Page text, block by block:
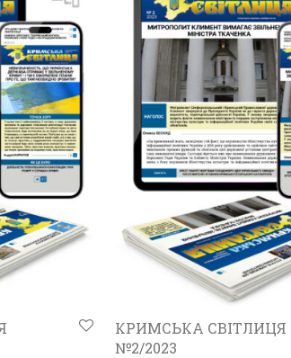
КРИМСЬКА СВІТЛИЦЯ
№2/2023